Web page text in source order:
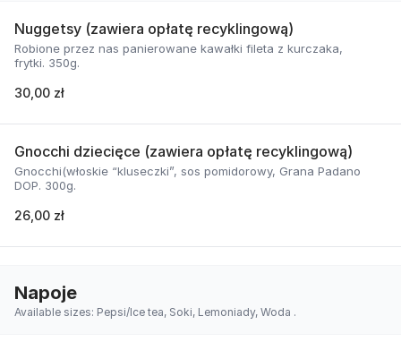
Nuggetsy (zawiera opłatę recyklingową)
Robione przez nas panierowane kawałki fileta z kurczaka,
frytki. 350g.
30,00 zł
Gnocchi dziecięce (zawiera opłatę recyklingową)
Gnocchi(włoskie “kluseczki”, sos pomidorowy, Grana Padano
DOP. 300g.
26,00 zł
Napoje
Available sizes: Pepsi/Ice tea, Soki, Lemoniady, Woda .